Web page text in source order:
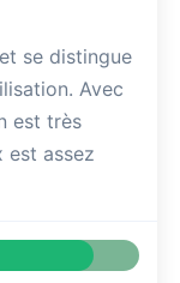
se distingue
Avec
est très
est assez